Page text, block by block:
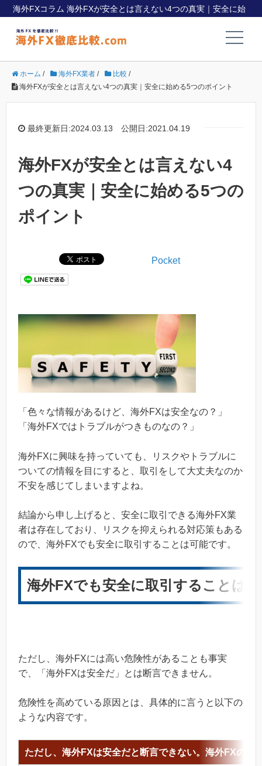
海外FXコラム 海外FXが安全とは言えない4つの真実｜安全に始
ホーム / 海外FX業者 / 比較 /
海外FXが安全とは言えない4つの真実｜安全に始める5つのポイント
最終更新日:2024.03.13 公開日:2021.04.19
海外FXが安全とは言えない4
つの真実｜安全に始める5つの
ポイント
Pocket
「色々な情報があるけど、海外FXは安全なの？」
「海外FXではトラブルがつきものなの？」
海外FXに興味を持っていても、リスクやトラブルに
ついての情報を目にすると、取引をして大丈夫なのか
不安を感じてしまいますよね。
結論から申し上げると、安全に取引できる海外FX業
者は存在しており、リスクを抑えられる対応策もある
ので、海外FXでも安全に取引することは可能です。
海外FXでも安全に取引することは
ただし、海外FXには高い危険性があることも事実
で、「海外FXは安全だ」とは断言できません。
危険性を高めている原因とは、具体的に言うと以下の
ような内容です。
ただし、海外FXは安全だと断言できない。海外FXの真